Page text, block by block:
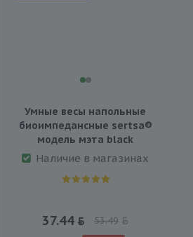
Умные весы напольные
биоимпедансные sertsa®
модель мэта black
Наличие в магазинах
37.44 53.49